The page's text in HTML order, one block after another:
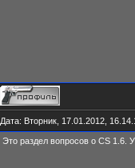
Дата: Вторник, 17.01.2012,
Это раздел вопросов о CS 1.6.